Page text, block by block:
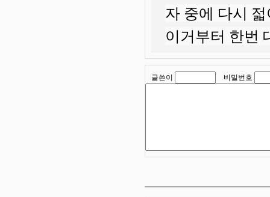
자 중에 다시
이거부터 한번
글쓴이 비밀번호